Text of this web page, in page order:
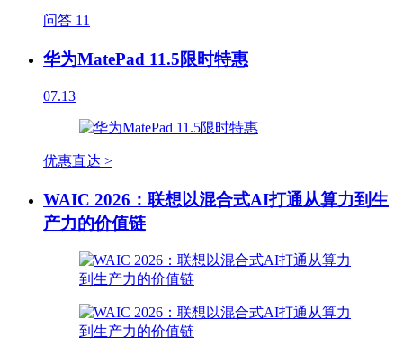
问答 11
华为MatePad 11.5限时特惠
07.13
优惠直达 >
WAIC 2026：联想以混合式AI打通从算力到生
产力的价值链